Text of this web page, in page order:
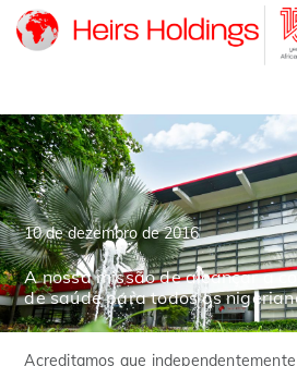
10 de dezembro de 2016
A nossa missão de alcançar a
de saúde para todos os
Acreditamos que